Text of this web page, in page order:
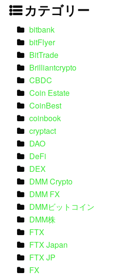
カテゴリー
bitbank
bitFlyer
BitTrade
Brilliantcrypto
CBDC
Coin Estate
CoinBest
coinbook
cryptact
DAO
DeFi
DEX
DMM Crypto
DMM FX
DMMビットコイン
DMM株
FTX
FTX Japan
FTX JP
FX